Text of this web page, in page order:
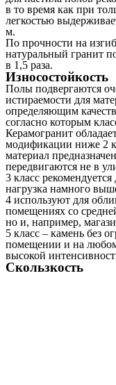
в то время как при
легкостью
м.
По прочности на
натуральный гранит
в 1,5 раза.
Износостойкость
Полы подвергаются
истираемости для
определяющим
согласно которым
Керамогранит
модификации ниже 2
материал
передвигаются не в
3 класс
нагрузка намного
4 используют для
помещениях со
но и, например,
5 класс – камень без
помещении и на
высокой
Скользкость